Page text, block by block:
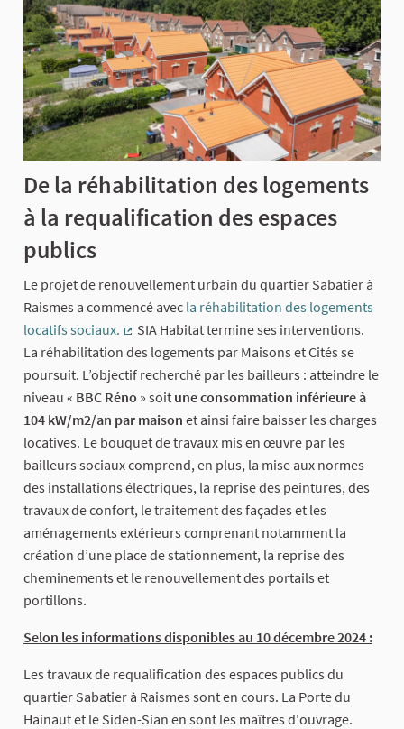
De la réhabilitation des logements
à la requalification des espaces
publics
Le projet de renouvellement urbain du quartier Sabatier à
Raismes a commencé avec la réhabilitation des logements
locatifs sociaux.
(Lien externe)
SIA Habitat termine ses interventions.
La réhabilitation des logements par Maisons et Cités se
poursuit. L’objectif recherché par les bailleurs : atteindre le
niveau « BBC Réno » soit une consommation inférieure à
104 kW/m2/an par maison et ainsi faire baisser les charges
locatives. Le bouquet de travaux mis en œuvre par les
bailleurs sociaux comprend, en plus, la mise aux normes
des installations électriques, la reprise des peintures, des
travaux de confort, le traitement des façades et les
aménagements extérieurs comprenant notamment la
création d’une place de stationnement, la reprise des
cheminements et le renouvellement des portails et
portillons.
Selon les informations disponibles au 10 décembre 2024 :
Les travaux de requalification des espaces publics du
quartier Sabatier à Raismes sont en cours. La Porte du
Hainaut et le Siden-Sian en sont les maîtres d'ouvrage.